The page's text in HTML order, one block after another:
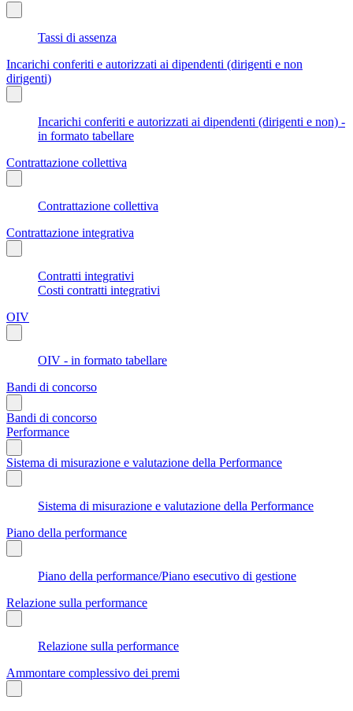
Tassi di assenza
Incarichi conferiti e autorizzati ai dipendenti (dirigenti e non
dirigenti)
Incarichi conferiti e autorizzati ai dipendenti (dirigenti e non) -
in formato tabellare
Contrattazione collettiva
Contrattazione collettiva
Contrattazione integrativa
Contratti integrativi
Costi contratti integrativi
OIV
OIV - in formato tabellare
Bandi di concorso
Bandi di concorso
Performance
Sistema di misurazione e valutazione della Performance
Sistema di misurazione e valutazione della Performance
Piano della performance
Piano della performance/Piano esecutivo di gestione
Relazione sulla performance
Relazione sulla performance
Ammontare complessivo dei premi